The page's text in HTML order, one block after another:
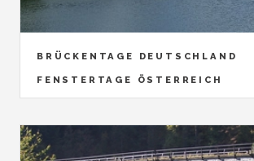
BRÜCKENTAGE DEUTSCHLAND
FENSTERTAGE ÖSTERREICH